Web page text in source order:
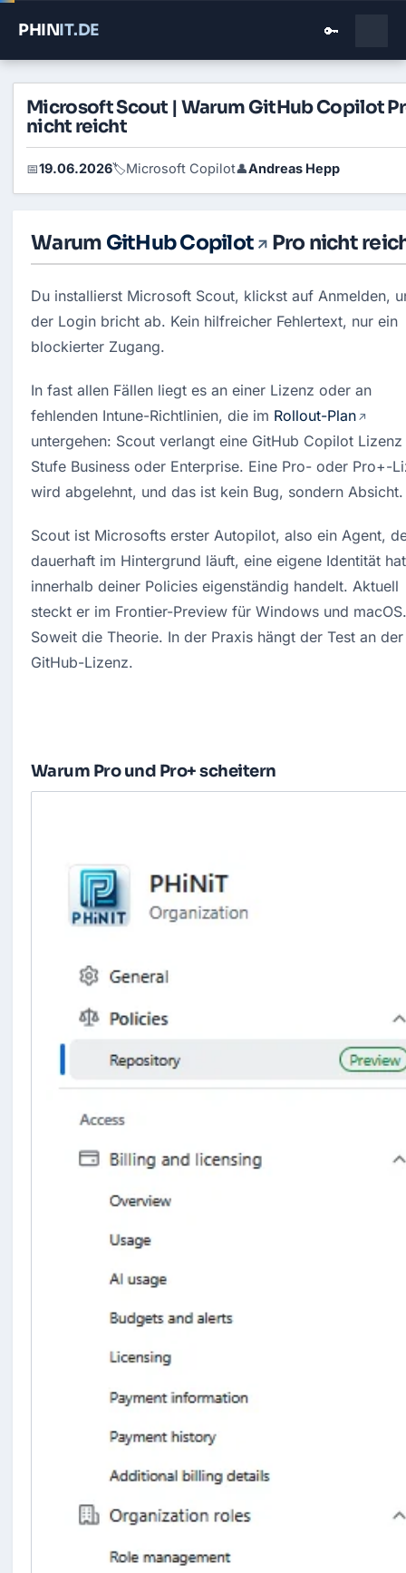
PHINIT.DE 🔑
Microsoft Scout | Warum GitHub Copilot
nicht reicht
📅19.06.2026🏷️Microsoft Copilot👤Andreas Hepp
Warum GitHub Copilot Pro nicht
Du installierst Microsoft Scout, klickst auf Anmelden,
der Login bricht ab. Kein hilfreicher Fehlertext, nur ein
blockierter Zugang.
In fast allen Fällen liegt es an einer Lizenz oder an
fehlenden Intune-Richtlinien, die im Rollout-Plan
untergehen: Scout verlangt eine GitHub Copilot
Stufe Business oder Enterprise. Eine Pro- oder Pro+-
wird abgelehnt, und das ist kein Bug, sondern Absicht.
Scout ist Microsofts erster Autopilot, also ein Agent,
dauerhaft im Hintergrund läuft, eine eigene Identität
innerhalb deiner Policies eigenständig handelt. Aktuell
steckt er im Frontier-Preview für Windows und macOS.
Soweit die Theorie. In der Praxis hängt der Test an der
GitHub-Lizenz.
Warum Pro und Pro+ scheitern